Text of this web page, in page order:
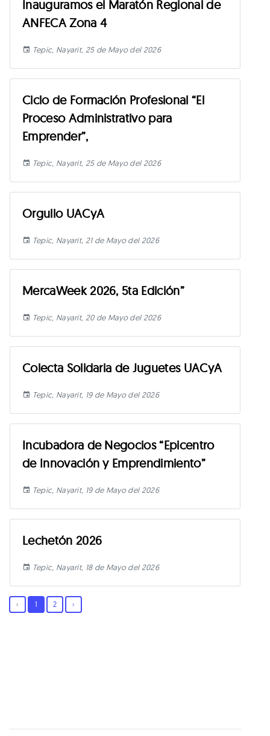
Inauguramos el Maratón Regional de
ANFECA Zona 4
Tepic, Nayarit, 25 de Mayo del 2026
Ciclo de Formación Profesional “El
Proceso Administrativo para
Emprender”,
Tepic, Nayarit, 25 de Mayo del 2026
Orgullo UACyA
Tepic, Nayarit, 21 de Mayo del 2026
MercaWeek 2026, 5ta Edición”
Tepic, Nayarit, 20 de Mayo del 2026
Colecta Solidaria de Juguetes UACyA
Tepic, Nayarit, 19 de Mayo del 2026
Incubadora de Negocios “Epicentro
de Innovación y Emprendimiento”
Tepic, Nayarit, 19 de Mayo del 2026
Lechetón 2026
Tepic, Nayarit, 18 de Mayo del 2026
‹ 1 2 ›